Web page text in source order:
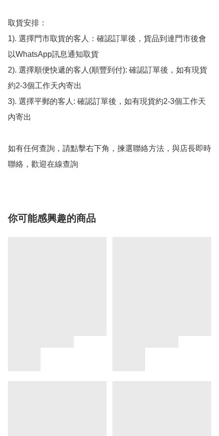
取貨安排：
1). 選擇門市取貨的客人：確認訂單後，貨品到達門市後會
以WhatsApp訊息通知取貨
2). 選擇順便快遞的客人(順豐到付): 確認訂單後，如有現貨
約2-3個工作天內寄出
3). 選擇平郵的客人: 確認訂單後，如有現貨約2-3個工作天
內寄出
如有任何查詢，請點擊右下角，揀選聯絡方法，與店長即時
聯絡，歡迎在線查詢
你可能感興趣的商品